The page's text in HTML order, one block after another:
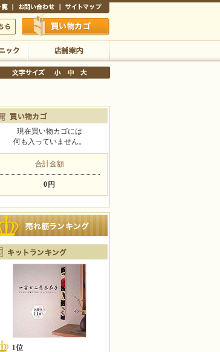
買い物かご
店舗案内
現在買い物カゴには
何も入っていません。
合計金額
0円